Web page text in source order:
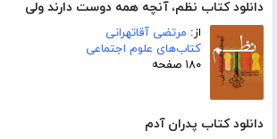
دانلود کتاب نظم، آنچه همه دوست دارند ولی
از: مرتضی آقاتهرانی
کتاب‌های علوم اجتماعی
۱۸۰ صفحه
دانلود کتاب پدران آدم